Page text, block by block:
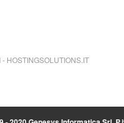
- HOSTINGSOLUTIONS.IT